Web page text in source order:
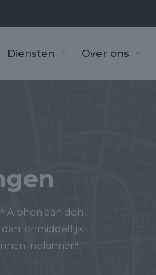
Diensten Over ons
Alphen aan den
onmiddellijk
inplannen!